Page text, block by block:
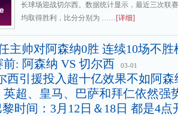
长球场迎战切尔西。数据统计显示，最近三次联
均取得胜利，比分分别为 ……[详细]
主帅对阿森纳0胜 连续10场不胜
: 阿森纳 VS 切尔西
03-01
西引援投入超十亿效果不如阿森
英超、皇马、巴萨和拜仁依然强
时间：3月12日＆18日 都是4点